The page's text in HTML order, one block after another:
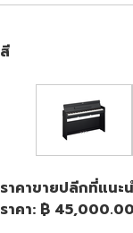
สี
ราคาขายปลีกที่แน
ราคา: ฿